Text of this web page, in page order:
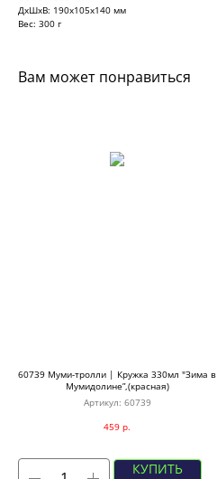
ДxШxВ: 190x105x140 мм
Вес: 300 г
Вам может понравиться
60739 Муми-тролли | Кружка 330мл "Зима в
Мумидолине”,(красная)
Артикул: 60739
459 р.
КУПИТЬ